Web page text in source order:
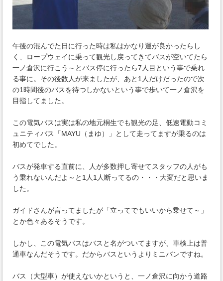
午後の混んでた日に行った時は私はかなり運が良かったらし
く、ロープウェイに乗って観光し戻ってきてバスが空いてたら
一ノ倉沢に行こう～とバス停に行ったら7人目という事で乗れ
る事に。その後数人が来ましたが、あと1人だけだったので次
の1時間後のバスを待つしかないという事で歩いて一ノ倉沢を
目指してました。
この電気バスは実は私の地元桐生でも観光の足、低速電動コミ
ュニティバス「MAYU（まゆ）」として走ってますが乗るのは
初めてでした。
バスが発車する直前に、人が多数押し寄せてスタッフの人がも
う乗れないんだよ～と1人1人断ってるの・・・大変だと思いま
した。
ガイドさんが言ってましたが「立ってでもいいから乗せて～」
とか色々あるそうです。
しかし、この電気バスはバスと名がついてますが、車検上は普
通車なんだそうです。だからバスというよりミニバンですね。
バス（大型車）が使えないかというと、一ノ倉沢に向かう道路